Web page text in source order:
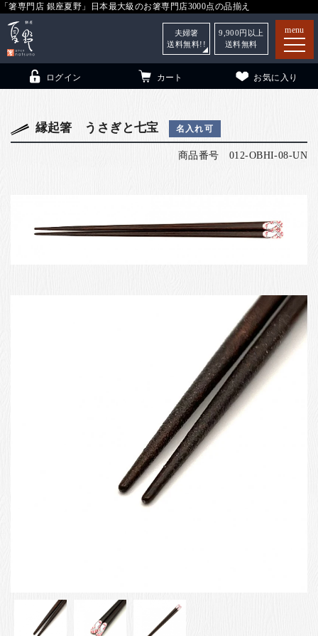
「箸専門店 銀座夏野」日本最大級のお箸専門店3000点の品揃え
menu
ログイン カート お気に入り
夫婦箸
送料無料!!
9,900 円以上
送料無料
縁起箸 うさぎと七宝 名入れ可
商品番号 012-OBHI-08-UN